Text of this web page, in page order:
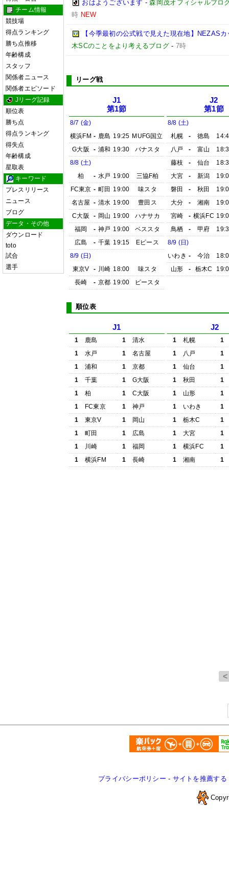
チーム情報
競技場
得点ランキング
勝ち点推移
年齢構成
スタッフ
関係者ニュース
関係者エピソード
Jリーグ記録
順位表
勝ち点
得点ランキング
得失点
年齢構成
星取表
キーワード
プレスリリース
ニュース
ブログ
データ・その他
ダウンロード
toto
試合
選手
おはようございます -森岡茂オフィシャルブロ
時 NEW
【今季最初の公式戦で見えた現在地】NEZAS
木SCのことをより考えるブログ - 7時
リーグ戦
J1
第1節
8/7 (金)
横浜FM - 鹿島 19:25 MUFG国立
G大阪
- 浦和 19:30
パナスタ
8/8 (土)
柏
- 水戸 19:00
三協F柏
FC東京 - 町田 19:00
味スタ
名古屋 - 清水 19:00
豊田ス
C大阪
- 岡山 19:00
ハナサカ
福岡
- 神戸 19:00
ベススタ
広島
- 千葉 19:15
Eピース
8/9 (日)
東京V
- 川崎 18:00
味スタ
長崎
- 京都 19:00 ピースタ
J2
第1節
8/8 (土)
札幌
- 徳島
八戸
- 富山
藤枝
- 仙台
大宮
- 新潟
磐田
- 秋田
大分
- 湘南
宮崎
- 横浜FC
鳥栖
- 甲府
8/9 (日)
いわき - 今治
山形
- 栃木C
順位表
J1
1 鹿島 1
清水
1
水戸 1
名古屋
1
浦和 1
京都
1
千葉 1
G大阪
1
柏 1
C大阪
1
FC東京 1
神戸
1
東京V 1
岡山
1
町田 1
広島
1
川崎 1
福岡
1
横浜FM 1 長崎
J2
1 札幌
1
1
八戸
1
1
仙台
1
1
秋田
1
1
山形
1
1
いわき
1
1
栃木C
1
1
大宮
1
1
横浜FC
1
1
湘南 1
プライバシーポリシー - サイトを推薦する